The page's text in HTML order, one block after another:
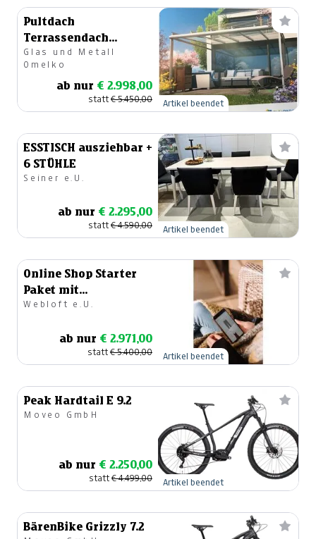
Pultdach
Terrassendach
System PURE 2.0
Glas und Metall
Omelko
ab nur € 2.998,00
statt€ 5.450,00 Artikel beendet
ESSTISCH ausziehbar +
6 STÜHLE
Seiner e.U.
ab nur € 2.295,00
statt€ 4.590,00 Artikel beendet
Online Shop Starter
Paket mit
WooCommerce
Webloft e.U.
ab nur € 2.971,00
statt€ 5.400,00 Artikel beendet
Peak Hardtail E 9.2
Moveo GmbH
ab nur € 2.250,00
statt€ 4.499,00 Artikel beendet
BärenBike Grizzly 7.2